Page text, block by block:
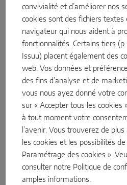
SOLUTIONS DE CAPTEURS
Sense by MACO
MACO Tronic
SOLUTIONS DE SERVICE
Service numérique
Service de normalisation
Service produits
essentiel dans ce processus.
Emballage adapté au circuit
Autant d'emballages que
Nous voulons réduire nos déchets
misant sur les emballages
également, nous encourageons
respectueux de l'environnement.
Concepts de
convivialité et d’améliorer nos
cookies sont des fichiers
navigateur qui nous aident à
fonctionnalités. Certains tiers (p.
Issuu) placent également des
web. Vos données et
des fins d’analyse et de
vous nous ayez donné votre
sur « Accepter tous les cookies
à tout moment votre
l’avenir. Vous trouverez de
les cookies et les possibilités
Paramétrage des cookies ».
consulter notre Politique de
amples informations.